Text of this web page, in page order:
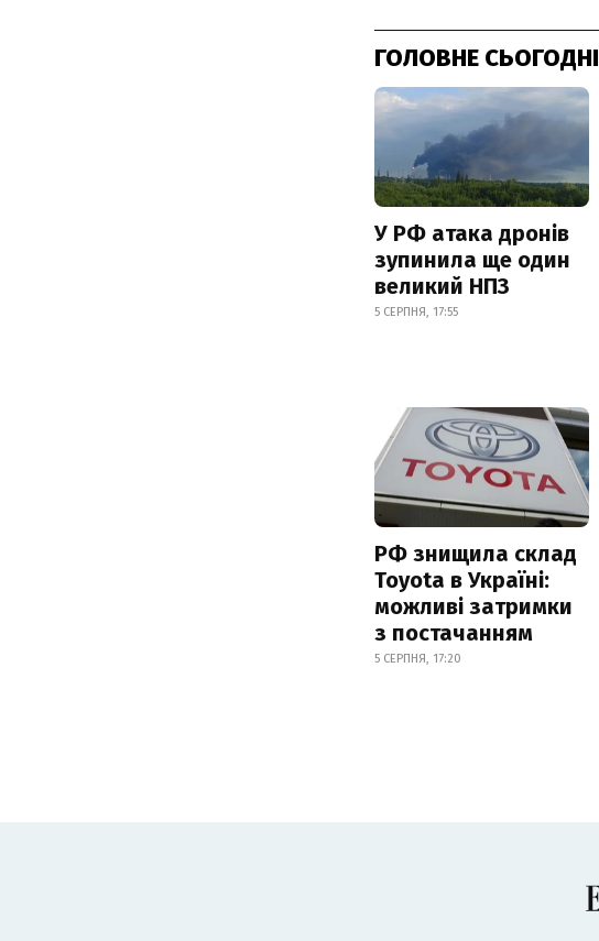
ГОЛОВНЕ СЬОГОДНІ
У РФ атака дронів
зупинила ще один
великий НПЗ
5 СЕРПНЯ, 17:55
РФ знищила склад
Toyota в Україні:
можливі затримки
з постачанням
5 СЕРПНЯ, 17:20